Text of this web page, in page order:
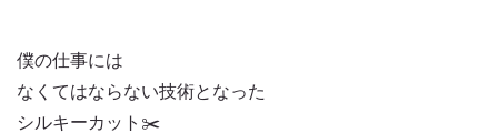
僕の仕事には
なくてはならない技術となった
シルキーカット✂️